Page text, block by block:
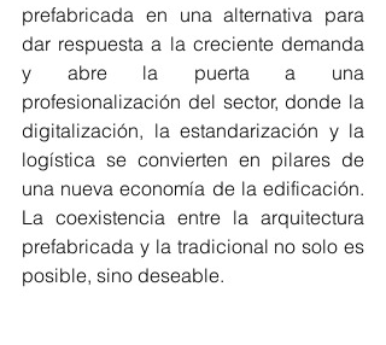
prefabricada en una alternativa para
dar respuesta a la creciente demanda
y abre la puerta a una
profesionalización del sector, donde la
digitalización, la estandarización y la
logística se convierten en pilares de
una nueva economía de la edificación.
La coexistencia entre la arquitectura
prefabricada y la tradicional no solo es
posible, sino deseable.